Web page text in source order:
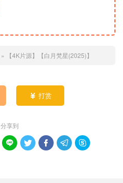
» 【4K片源】【白月梵星(2025)】
 打赏
分享到
    